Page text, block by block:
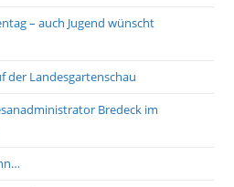
– auch Jugend wünscht
der Landesgartenschau
Bredeck im